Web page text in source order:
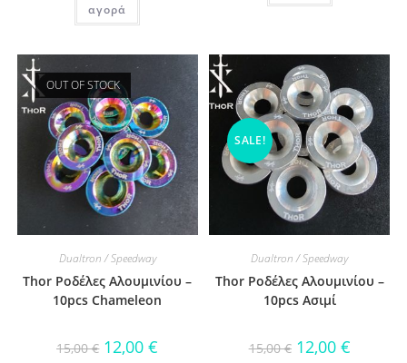
αγορά
OUT OF STOCK
Dualtron / Speedway
Thor Ροδέλες Αλουμινίου –
10pcs Chameleon
15,00€ 12,00€
SALE!
Dualtron / Speedway
Thor Ροδέλες Αλουμινίου –
10pcs Ασιμί
15,00€ 12,00 €